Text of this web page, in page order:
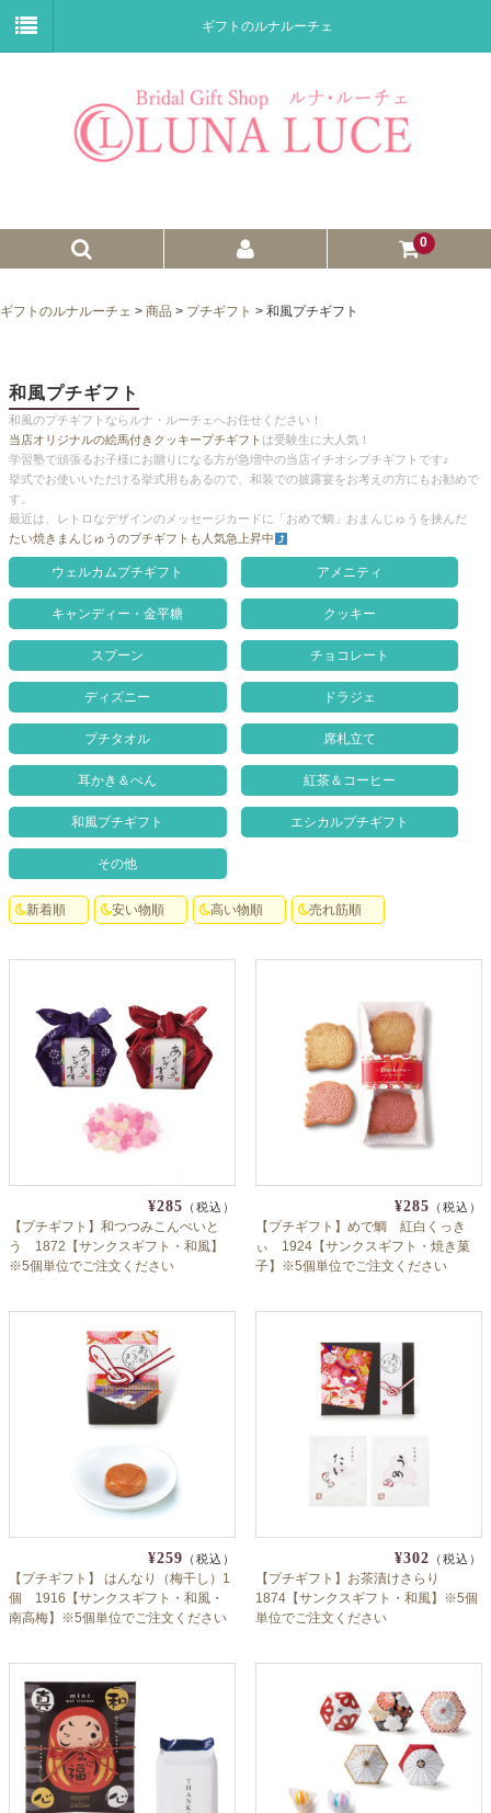
ギフトのルナルーチェ
0
ウェイトドール
子育て卒業証書
ウェルカムボード
クロックギフト
ペーパーアイテム
DIY用品
引菓子
引出物ギフト
カタログギフト
ブライダルバッグ
演出用品
内祝い 出産祝い
季節イベント特集
ドメイン指定受信について
無料サンプル・資料請求
ギフトのルナルーチェ > 商品 > プチギフト > 和風プチギフト
和風プチギフト
和風のプチギフトならルナ・ルーチェへお任せください！
当店オリジナルの絵馬付きクッキープチギフト は受験生に大人気！
学習塾で頑張るお子様にお贈りになる方が急増中の当店イチオシプチギフトです♪
挙式でお使いいただける挙式用もあるので、和装での披露宴をお考えの方にもお勧めで
す。
最近は、レトロなデザインのメッセージカードに「おめで鯛」おまんじゅうを挟んだ
たい焼きまんじゅうのプチギフトも人気急上昇中
ウェルカムプチギフト アメニティ
キャンディー・金平糖 クッキー
スプーン チョコレート
ディズニー ドラジェ
プチタオル 席札立て
耳かき＆ぺん 紅茶＆コーヒー
和風プチギフト エシカルプチギフト
その他
新着順 安い物順 高い物順 売れ筋順
¥285 （税込）
【プチギフト】和つつみこんぺいと
う 1872【サンクスギフト・和風】
※5個単位でご注文ください
¥285 （税込）
【プチギフト】めで鯛 紅白くっき
ぃ 1924【サンクスギフト・焼き菓
子】※5個単位でご注文ください
¥259 （税込）
【プチギフト】 はんなり（梅干し）1
個 1916【サンクスギフト・和風・
南高梅】※5個単位でご注文ください
¥302 （税込）
【プチギフト】お茶漬けさらり
1874【サンクスギフト・和風】※5個
単位でご注文ください